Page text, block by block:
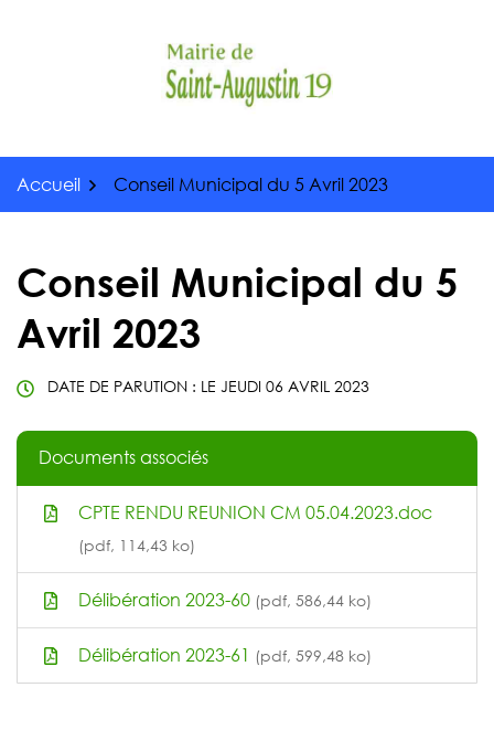
Accueil Conseil Municipal du 5 Avril 2023
Conseil Municipal du 5
Avril 2023
DATE DE PARUTION : LE JEUDI 06 AVRIL 2023
Documents associés
CPTE RENDU REUNION CM 05.04.2023.doc
(pdf, 114,43 ko)
Délibération 2023-60 (pdf, 586,44 ko)
Délibération 2023-61 (pdf, 599,48 ko)